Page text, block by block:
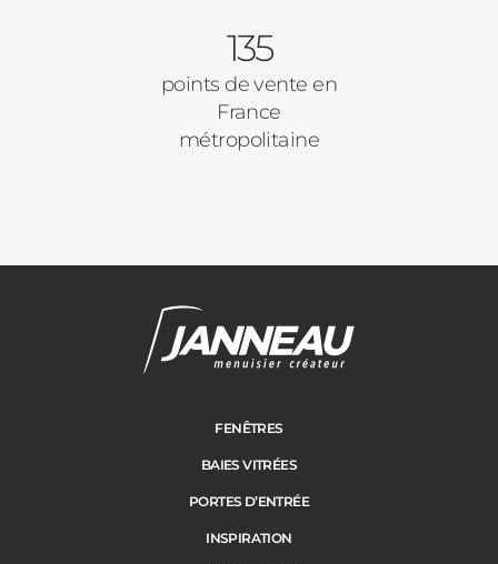
135
points de vente en
France
métropolitaine
FENÊTRES
BAIES VITRÉES
PORTES D’ENTRÉE
INSPIRATION
Janneau Menuisier Créateur